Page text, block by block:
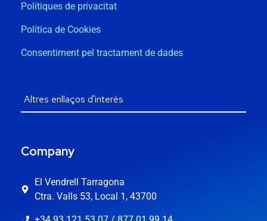
Polítiques de privacitat
Política de Cookies
Consentiment pel tractament de dades
Company
El Vendrell Tarragona
Ctra. Valls 53, Local 1, 43700